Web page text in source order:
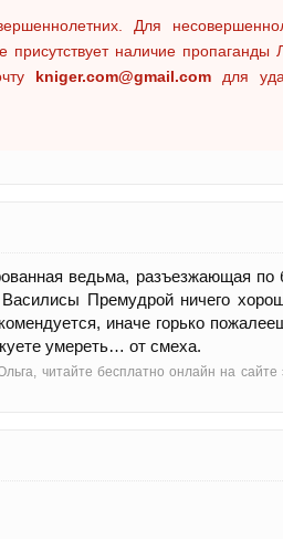
Для
присутствует наличие пропаганды
kniger.com@gmail.com для
ведьма, разъезжающая по
Премудрой ничего
иначе горько
умереть… от смеха.
читайте бесплатно онлайн на сайте